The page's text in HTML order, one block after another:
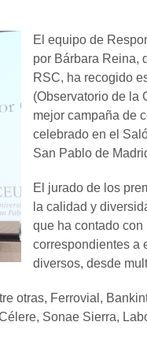
El equipo de
por Bárbara Reina,
RSC, ha recogido
(Observatorio de la
mejor campaña de
celebrado en el
San Pablo de
El jurado de los
la calidad y
que ha contado
correspondientes a
diversos, desde
otras, Ferrovial,
Sonae Sierra,